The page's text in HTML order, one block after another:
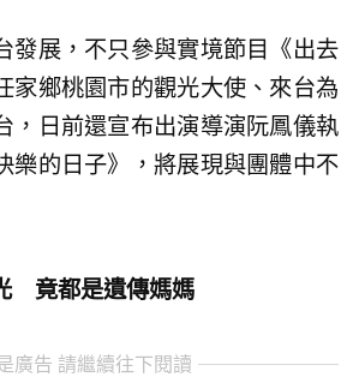
發展，不只參與實境節目《出去
家鄉桃園市的觀光大使、來台為
，日前還宣布出演導演阮鳳儀執
樂的日子》，將展現與團體中不
竟都是遺傳媽媽
廣告 請繼續往下閱讀